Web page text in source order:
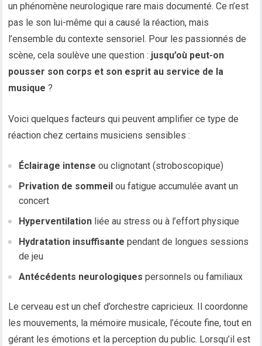
un phénomène neurologique rare mais documenté. Ce n’est
pas le son lui-même qui a causé la réaction, mais
l’ensemble du contexte sensoriel. Pour les passionnés de
scène, cela soulève une question : jusqu’où peut-on
pousser son corps et son esprit au service de la
musique ?
Voici quelques facteurs qui peuvent amplifier ce type de
réaction chez certains musiciens sensibles :
Éclairage intense ou clignotant (stroboscopique)
Privation de sommeil ou fatigue accumulée avant un
concert
Hyperventilation liée au stress ou à l’effort physique
Hydratation insuffisante pendant de longues sessions
de jeu
Antécédents neurologiques personnels ou familiaux
Le cerveau est un chef d’orchestre capricieux. Il coordonne
les mouvements, la mémoire musicale, l’écoute fine, tout en
gérant les émotions et la perception du public. Lorsqu’il est